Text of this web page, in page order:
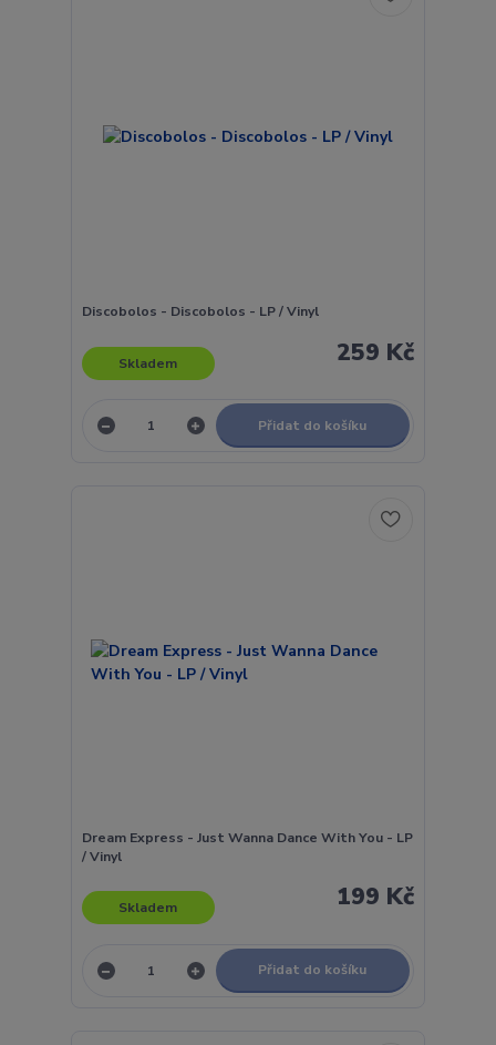
Discobolos - Discobolos - LP / Vinyl
259 Kč
Skladem
Přidat do košíku
Dream Express - Just Wanna Dance With You - LP
/ Vinyl
199 Kč
Skladem
Přidat do košíku